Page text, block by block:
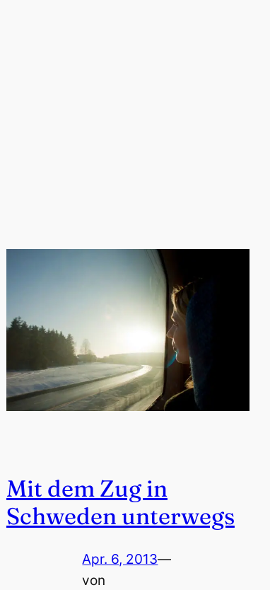
Mit dem Zug in
Schweden unterwegs
Apr. 6, 2013—
von